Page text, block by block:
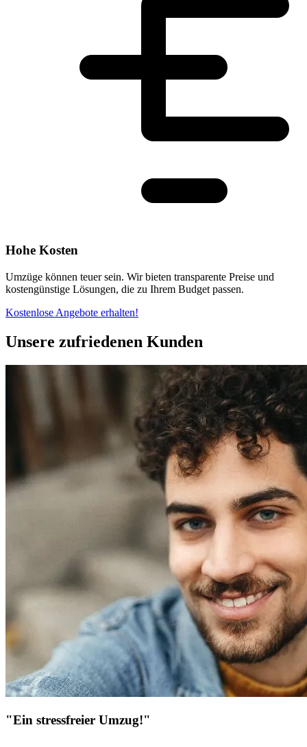
Hohe Kosten
Umzüge können teuer sein. Wir bieten transparente Preise und
kostengünstige Lösungen, die zu Ihrem Budget passen.
Kostenlose Angebote erhalten!
Unsere zufriedenen Kunden
"Ein stressfreier Umzug!"